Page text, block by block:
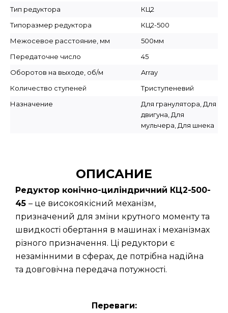
Тип редуктора
КЦ2
Типоразмер редуктора
КЦ2-500
Межосевое расстояние, мм
500мм
Передаточне число
45
Оборотов на выходе, об/м
Array
Количество ступеней
Триступеневий
Назначение
Для гранулятора, Для
двигуна, Для
мульчера, Для шнека
ОПИСАНИЕ
Редуктор конічно-циліндричний КЦ2-500-
45 – це високоякісний механізм,
призначений для зміни крутного моменту та
швидкості обертання в машинах і механізмах
різного призначення. Ці редуктори є
незамінними в сферах, де потрібна надійна
та довговічна передача потужності.
Переваги: